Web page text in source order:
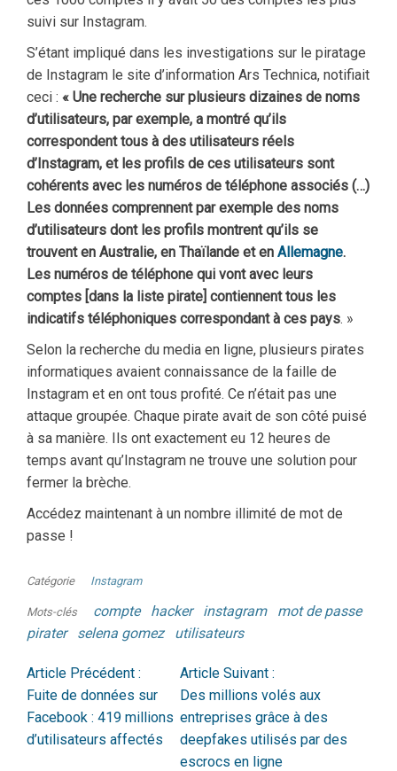
suivi sur Instagram.
S’étant impliqué dans les investigations sur le piratage
de Instagram le site d’information Ars Technica, notifiait
ceci : « Une recherche sur plusieurs dizaines de noms
d’utilisateurs, par exemple, a montré qu’ils
correspondent tous à des utilisateurs réels
d’Instagram, et les profils de ces utilisateurs sont
cohérents avec les numéros de téléphone associés (…)
Les données comprennent par exemple des noms
d’utilisateurs dont les profils montrent qu’ils se
trouvent en Australie, en Thaïlande et en Allemagne.
Les numéros de téléphone qui vont avec leurs
comptes [dans la liste pirate] contiennent tous les
indicatifs téléphoniques correspondant à ces pays. »
Selon la recherche du media en ligne, plusieurs pirates
informatiques avaient connaissance de la faille de
Instagram et en ont tous profité. Ce n’était pas une
attaque groupée. Chaque pirate avait de son côté puisé
à sa manière. Ils ont exactement eu 12 heures de
temps avant qu’Instagram ne trouve une solution pour
fermer la brèche.
Accédez maintenant à un nombre illimité de mot de
passe !
Catégorie Instagram
Mots-clés compte hacker instagram
mot de passe
pirater
selena gomez utilisateurs
Article Précédent :
Fuite de données sur
Facebook : 419 millions
d’utilisateurs affectés
Article Suivant :
Des millions volés aux
entreprises grâce à des
deepfakes utilisés par des
escrocs en ligne